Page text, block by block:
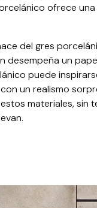
ofrece
del gres
un
puede
un realismo
materiales, sin